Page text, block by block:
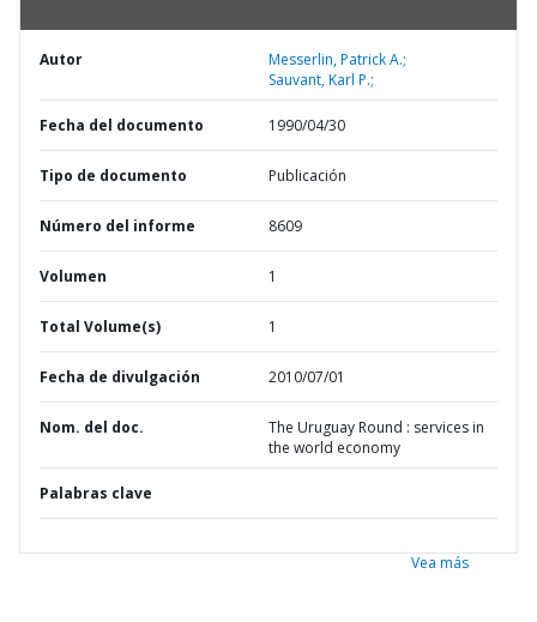
Autor
Messerlin, Patrick A.;
Sauvant, Karl P.;
Fecha del documento 1990/04/30
Tipo de documento Publicación
Número del informe 8609
Volumen 1
Total Volume(s) 1
Fecha de divulgación 2010/07/01
Nom. del doc.
The Uruguay Round : services in
the world economy
Palabras clave
Vea más